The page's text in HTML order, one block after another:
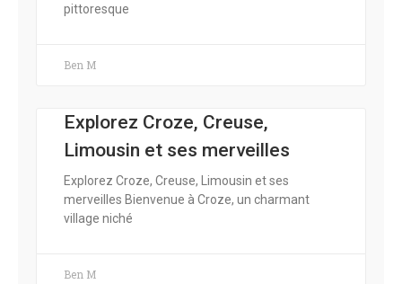
pittoresque
Ben M
Explorez Croze, Creuse,
Limousin et ses merveilles
Explorez Croze, Creuse, Limousin et ses
merveilles Bienvenue à Croze, un charmant
village niché
Ben M